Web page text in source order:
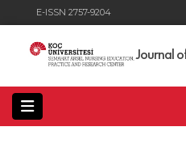
E-ISSN 2757-9204
Journal